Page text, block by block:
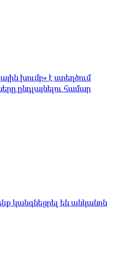
խումբ» է ստեղծում
ընդլայնելու համար
կանգնեցրել են անկանոն